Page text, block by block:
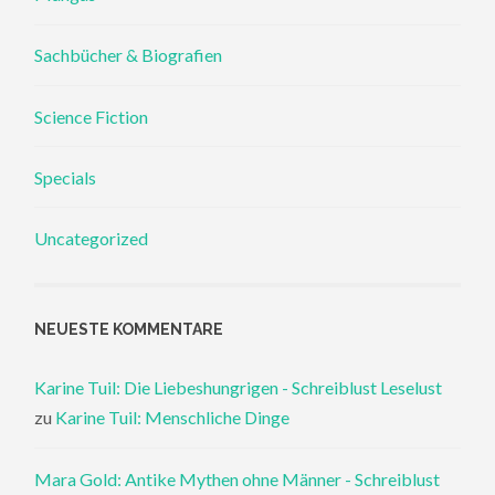
Sachbücher & Biografien
Science Fiction
Specials
Uncategorized
NEUESTE KOMMENTARE
Karine Tuil: Die Liebeshungrigen - Schreiblust Leselust
zu Karine Tuil: Menschliche Dinge
Mara Gold: Antike Mythen ohne Männer - Schreiblust